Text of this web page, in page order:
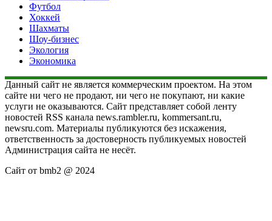
Футбол
Хоккей
Шахматы
Шоу-бизнес
Экология
Экономика
Данный сайт не является коммерческим проектом. На этом
сайте ни чего не продают, ни чего не покупают, ни какие
услуги не оказываются. Сайт представляет собой ленту
новостей RSS канала news.rambler.ru, kommersant.ru,
newsru.com. Материалы публикуются без искажения,
ответственность за достоверность публикуемых новостей
Администрация сайта не несёт.
Сайт от bmb2 @ 2024